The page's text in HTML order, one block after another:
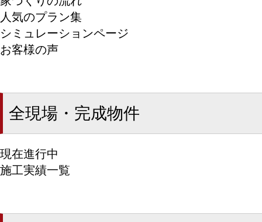
人気のプラン集
シミュレーションページ
お客様の声
全現場・完成物件
現在進行中
施工実績一覧